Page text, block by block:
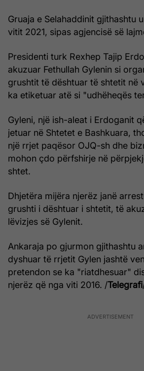
Gruaja e Selahaddinit gjithashtu
vitit 2021, sipas agjencisë së
Presidenti turk Rexhep Tajip
akuzuar Fethullah Gylenin si
grushtit të dështuar të shtetit në
ka etiketuar atë si "udhëheqës
Gyleni, një ish-aleat i Erdoganit
jetuar në Shtetet e Bashkuara,
një rrjet paqësor OJQ-sh dhe
mohon çdo përfshirje në
shtet.
Dhjetëra mijëra njerëz janë
grushti i dështuar i shtetit, të
lëvizjes së Gylenit.
Ankaraja po gjurmon gjithashtu
dyshuar të rrjetit Gylen jashtë
pretendon se ka "riatdhesuar"
njerëz që nga viti 2016. /Telegrafi